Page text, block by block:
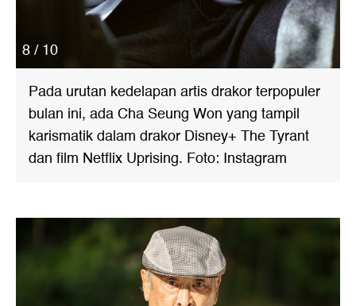
8 / 10
Pada urutan kedelapan artis drakor terpopuler
bulan ini, ada Cha Seung Won yang tampil
karismatik dalam drakor Disney+ The Tyrant
dan film Netflix Uprising. Foto: Instagram